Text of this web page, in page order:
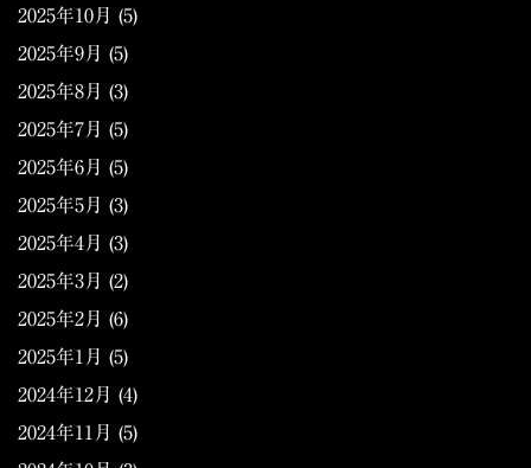
2025年10月 (5)
2025年9月 (5)
2025年8月 (3)
2025年7月 (5)
2025年6月 (5)
2025年5月 (3)
2025年4月 (3)
2025年3月 (2)
2025年2月 (6)
2025年1月 (5)
2024年12月 (4)
2024年11月 (5)